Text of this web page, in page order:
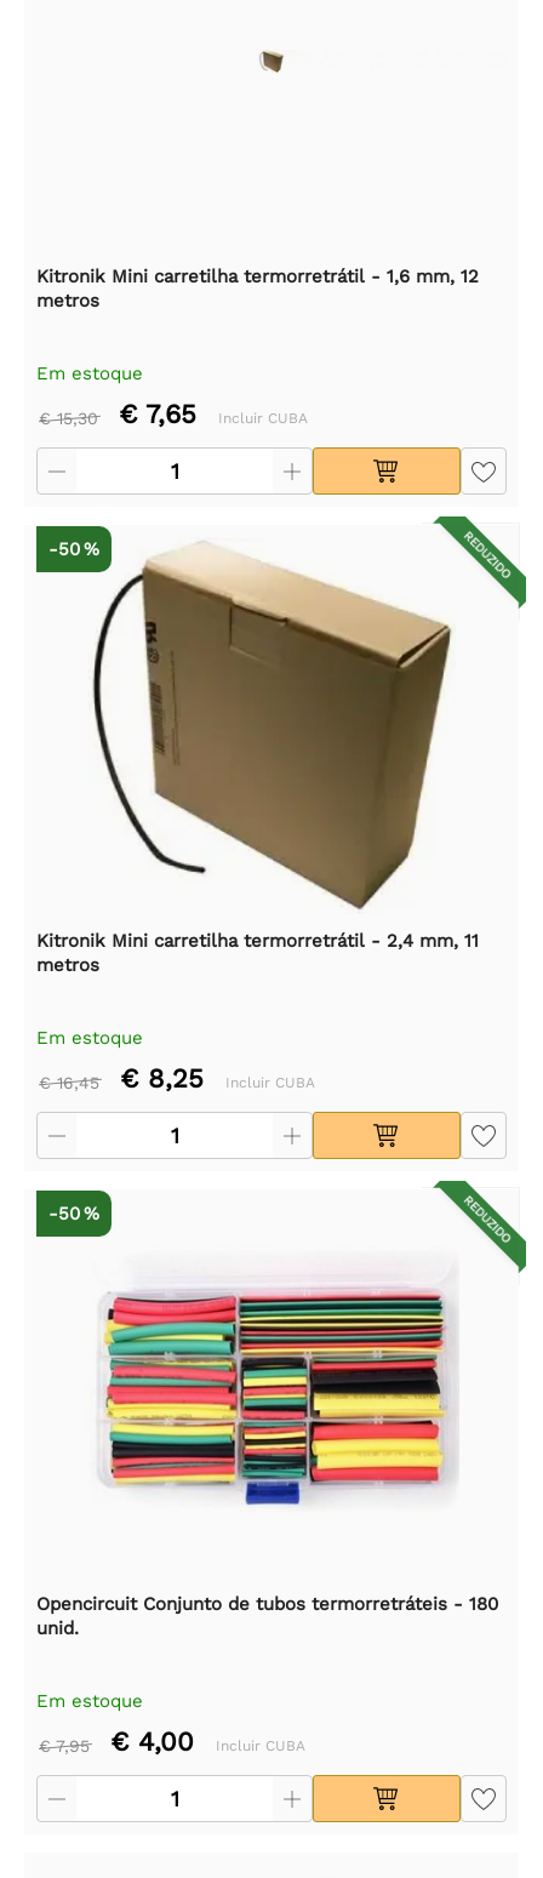
Kitronik Mini carretilha termorretrátil - 1,6 mm, 12
metros
Em estoque
€ 15,30 € 7,65 Incluir CUBA
REDUZIDO
-50 %
Kitronik Mini carretilha termorretrátil - 2,4 mm, 11
metros
Em estoque
€ 16,45 € 8,25 Incluir CUBA
REDUZIDO
-50 %
Opencircuit Conjunto de tubos termorretráteis - 180
unid.
Em estoque
€ 7,95 € 4,00 Incluir CUBA